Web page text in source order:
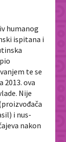
humanog
ispitana i
te se
2013. ova
Nije
i nus-
nakon